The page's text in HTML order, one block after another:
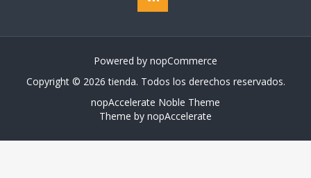
Powered by nopCommerce
Copyright © 2026 tienda. Todos los derechos reservados.
nopAccelerate Noble Theme
Theme by nopAccelerate